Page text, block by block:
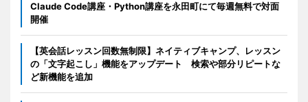
Claude Code講座・Python講座を永田町にて毎週無料で対面
開催
【英会話レッスン回数無制限】ネイティブキャンプ、レッスン
の「文字起こし」機能をアップデート 検索や部分リピートな
ど新機能を追加